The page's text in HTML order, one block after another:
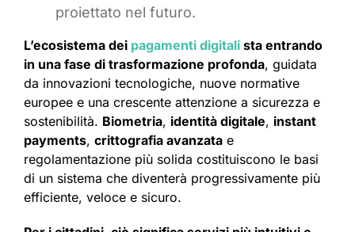
proiettato nel futuro.
L’ecosistema dei pagamenti digitali sta entrando
in una fase di trasformazione profonda, guidata
da innovazioni tecnologiche, nuove normative
europee e una crescente attenzione a sicurezza e
sostenibilità. Biometria, identità digitale, instant
payments, crittografia avanzata e
regolamentazione più solida costituiscono le basi
di un sistema che diventerà progressivamente più
efficiente, veloce e sicuro.